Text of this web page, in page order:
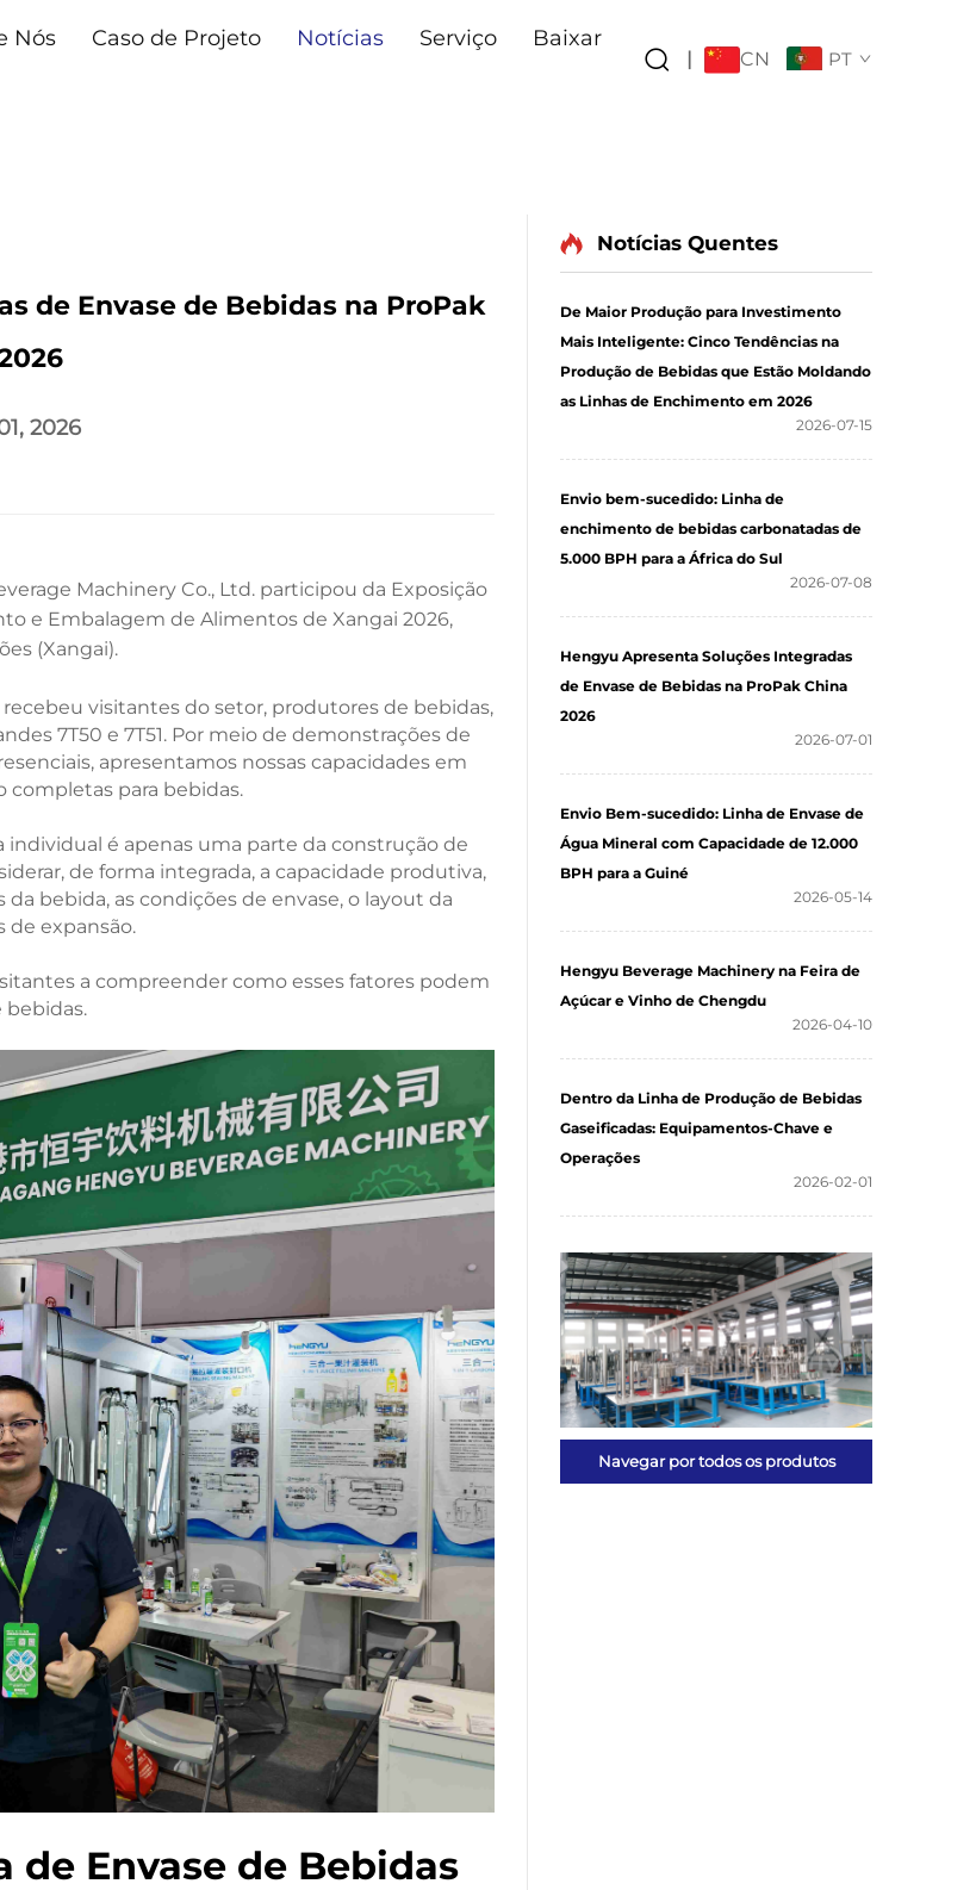
Nós Caso de Projeto Notícias Serviço
Baixar
| CN PT
de Envase de Bebidas na ProPak
2026
Machinery Co., Ltd. participou da Exposição
e Embalagem de Alimentos de Xangai 2026,
(Xangai).
visitantes do setor, produtores de bebidas,
7T50 e 7T51. Por meio de demonstrações de
apresentamos nossas capacidades em
completas para bebidas.
individual é apenas uma parte da construção de
de forma integrada, a capacidade produtiva,
da bebida, as condições de envase, o layout da
de expansão.
a compreender como esses fatores podem
bebidas.
Envase de Bebidas
Notícias Quentes
De Maior Produção para Investimento
Mais Inteligente: Cinco Tendências na
Produção de Bebidas que Estão Moldando
as Linhas de Enchimento em 2026
2026-07-15
Envio bem-sucedido: Linha de
enchimento de bebidas carbonatadas de
5.000 BPH para a África do Sul
2026-07-08
Hengyu Apresenta Soluções Integradas
de Envase de Bebidas na ProPak China
2026
2026-07-01
Envio Bem-sucedido: Linha de Envase de
Água Mineral com Capacidade de 12.000
BPH para a Guiné
2026-05-14
Hengyu Beverage Machinery na Feira de
Açúcar e Vinho de Chengdu
2026-04-10
Dentro da Linha de Produção de Bebidas
Gaseificadas: Equipamentos-Chave e
Operações
2026-02-01
Navegar por todos os produtos